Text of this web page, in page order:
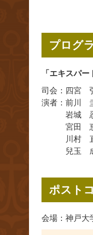
プログ
「エキスパ
司会
四宮
演者
前川
岩城
宮田
川村
兒玉
ポスト
会場：神戸